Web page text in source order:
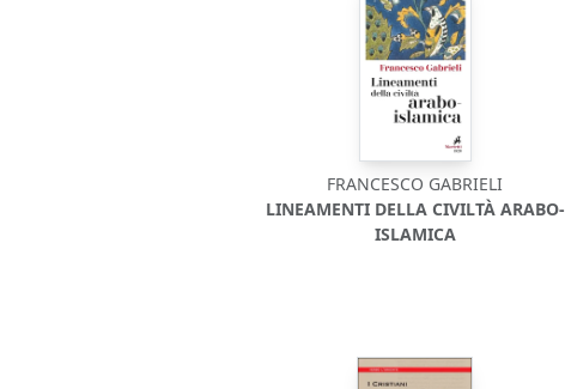
FRANCESCO GABRIELI
LINEAMENTI DELLA CIVILTÀ ARABO-
ISLAMICA